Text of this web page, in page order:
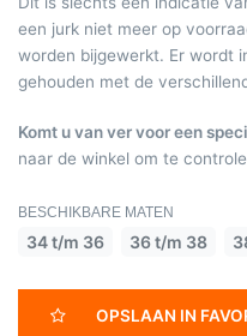
een jurk niet meer op
worden bijgewerkt. Er wordt
gehouden met de
Komt u van ver voor een
naar de winkel om te
BESCHIKBARE MATEN
34 t/m 36 36 t/m 38
OPSLAAN IN